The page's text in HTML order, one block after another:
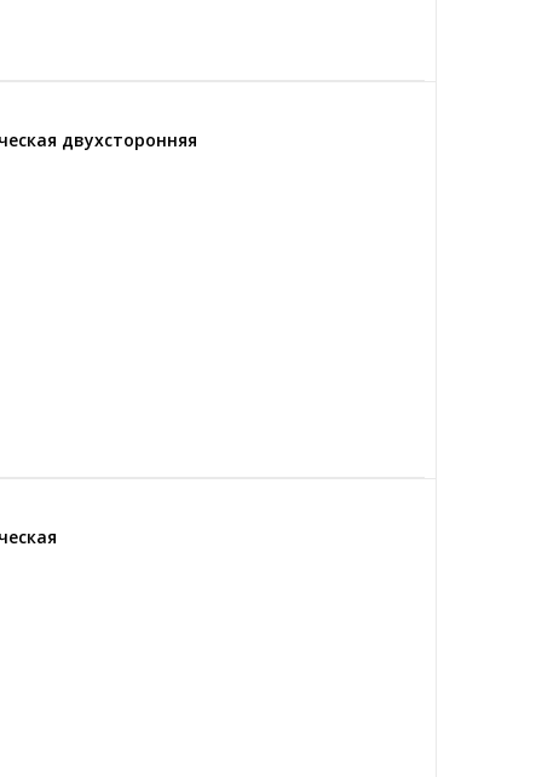
двухсторонняя